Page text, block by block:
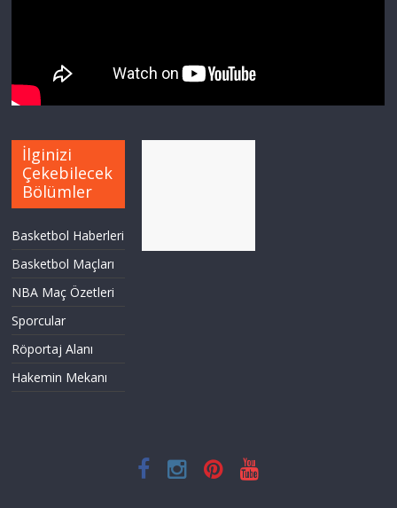
İlginizi
Çekebilecek
Bölümler
Basketbol Haberleri
Basketbol Maçları
NBA Maç Özetleri
Sporcular
Röportaj Alanı
Hakemin Mekanı